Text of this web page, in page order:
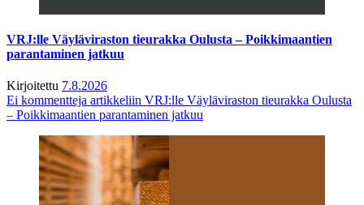
VRJ:lle Väyläviraston tieurakka Oulusta – Poikkimaantien
parantaminen jatkuu
Kirjoitettu 7.8.2026
Ei kommentteja artikkeliin VRJ:lle Väyläviraston tieurakka Oulusta
– Poikkimaantien parantaminen jatkuu